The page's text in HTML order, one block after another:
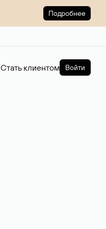
Подробнее
Стать клиентом Войти